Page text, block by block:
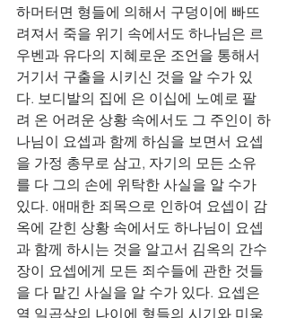
하머터면 형들에 의해서 구덩이에 빠뜨
려져서 죽을 위기 속에서도 하나님은 르
우벤과 유다의 지혜로운 조언을 통해서
거기서 구출을 시키신 것을 알 수가 있
다. 보디발의 집에 은 이십에 노예로 팔
려 온 어려운 상황 속에서도 그 주인이 하
나님이 요셉과 함께 하심을 보면서 요셉
을 가정 총무로 삼고, 자기의 모든 소유
를 다 그의 손에 위탁한 사실을 알 수가
있다. 애매한 죄목으로 인하여 요셉이 감
옥에 갇힌 상황 속에서도 하나님이 요셉
과 함께 하시는 것을 알고서 김옥의 간수
장이 요셉에게 모든 죄수들에 관한 것들
을 다 맡긴 사실을 알 수가 있다. 요셉은
열 일곱살의 나이에 형들의 시기와 미움